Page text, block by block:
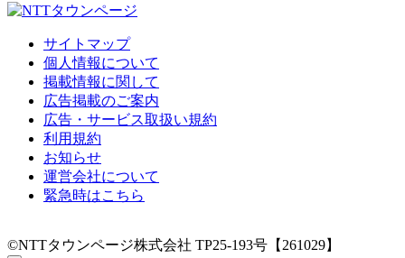
サイトマップ
個人情報について
掲載情報に関して
広告掲載のご案内
広告・サービス取扱い規約
利用規約
お知らせ
運営会社について
緊急時はこちら
©NTTタウンページ株式会社 TP25-193号【261029】